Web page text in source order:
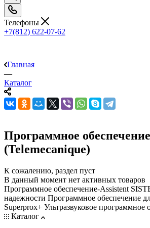
Телефоны
+7(812) 622-07-62
Главная
—
Каталог
Программное обеспечение
(Telemecanique)
К сожалению, раздел пуст
В данный момент нет активных товаров
Программное обеспечение-Assistent
надежности Программное обеспечение
Superprox+ Ультразвуковое программное
Каталог